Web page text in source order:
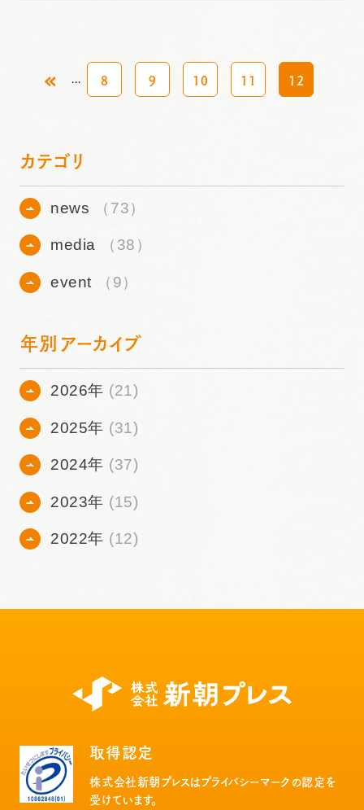
« ... 8 9 10 11 12
カテゴリ
news （73）
media （38）
event （9）
年別アーカイブ
2026年 (21)
2025年 (31)
2024年 (37)
2023年 (15)
2022年 (12)
取得認定
株式会社新朝プレスはプライバシーマークの認定を
受けています。